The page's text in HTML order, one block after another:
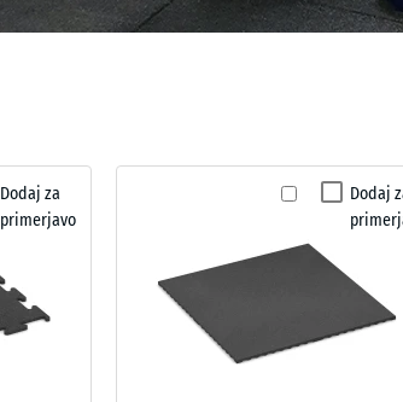
Dodaj za
primerjavo
Dodaj